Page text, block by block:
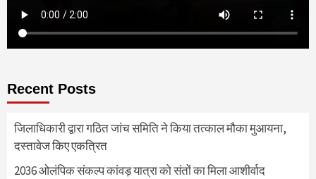
Recent Posts
जिलाधिकारी द्वारा गठित जांच समिति ने किया तत्काल मौका मुआयना,
दस्तावेज किए एकत्रित
2036 ओलंपिक संकल्प कांवड़ यात्रा को संतों का मिला आशीर्वाद